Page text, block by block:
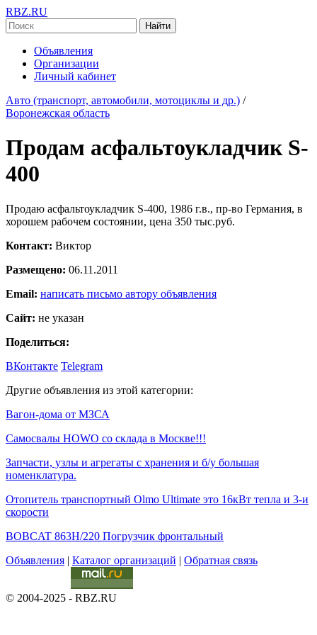
RBZ.RU
Найти
Объявления
Организации
Личный кабинет
Авто (транспорт, автомобили, мотоциклы и др.) /
Воронежская область
Продам асфальтоукладчик S-
400
Продаю асфальтоукладчик S-400, 1986 г.в., пр-во Германия, в
хорошем рабочем состоянии, цена 350 тыс.руб.
Контакт: Виктор
Размещено: 06.11.2011
Email: написать письмо автору объявления
Сайт: не указан
Поделиться:
ВКонтакте Telegram
Другие объявления из этой категории:
Вагон-дома от МЗСА
Самосвалы HOWO со склада в Москве!!!
Запчасти, узлы и агрегаты с хранения и б/у большая
номенклатура.
Отопитель транспортный Olmo Ultimate это 16кВт тепла и 3-и
скорости
BOBCAT 863H/220 Погрузчик фронтальный
Объявления | Каталог организаций | Обратная связь
© 2004-2025 - RBZ.RU